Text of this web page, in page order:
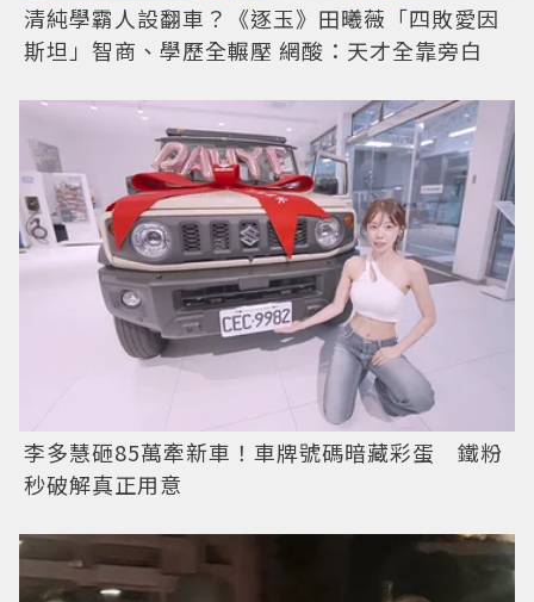
清純學霸人設翻車？《逐玉》田曦薇「四敗愛因
斯坦」智商、學歷全輾壓 網酸：天才全靠旁白
李多慧砸85萬牽新車！車牌號碼暗藏彩蛋 鐵粉
秒破解真正用意